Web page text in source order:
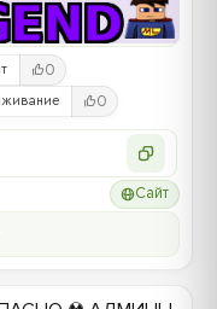
0
0
Сайт